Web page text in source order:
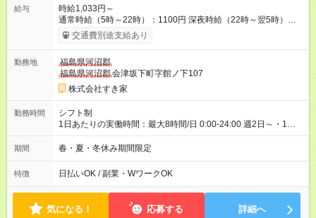
給与
時給1,033円～
通常時給（5時～22時）：1100円 深夜時給（22時～翌5時）：
1375円 高校生時給：1033円 【特別手当】早朝手当（5：00-9：
00）時給+150円 【試用期間】試用期間あり 試用期間の長さ：1
30日（※条件変更なし）ですが、切り上げで一ヶ月とさせてい
ただきます。 研修制度あり：15時間(研修中も同時給）
交通費別途支給あり
勤務地
福島県河沼郡
福島県河沼郡会津坂下町字館ノ下107
株式会社すき家
勤務時間
シフト制
1日あたりの実働時間：最大8時間/日 0:00-24:00 週2日～・1日
2h～OK ＜シフト例＞ 〇朝帯 5:00-9:00 〇昼帯 9:00-14:00 〇午
後帯 14:00-18:00 〇夜帯 18:00-22:00 〇深夜帯 22:00-翌5:00 基
ます♪
期間 春・夏・冬休み期間限定
特徴 日払いOK / 副業・WワークOK
気になる！ 応募する 詳細へ